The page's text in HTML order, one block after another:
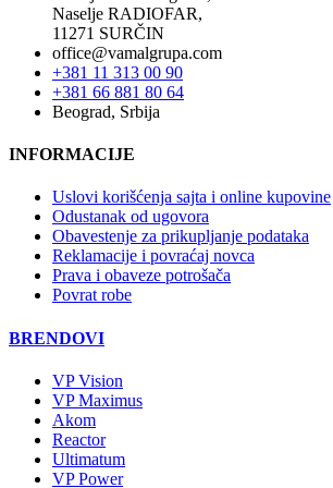
Naselje RADIOFAR,
11271 SURČIN
office@vamalgrupa.com
+381 11 313 00 90
+381 66 881 80 64
Beograd, Srbija
INFORMACIJE
Uslovi korišćenja sajta i online kupovine
Odustanak od ugovora
Obavestenje za prikupljanje podataka
Reklamacije i povraćaj novca
Prava i obaveze potrošača
Povrat robe
BRENDOVI
VP Vision
VP Maximus
Akom
Reactor
Ultimatum
VP Power